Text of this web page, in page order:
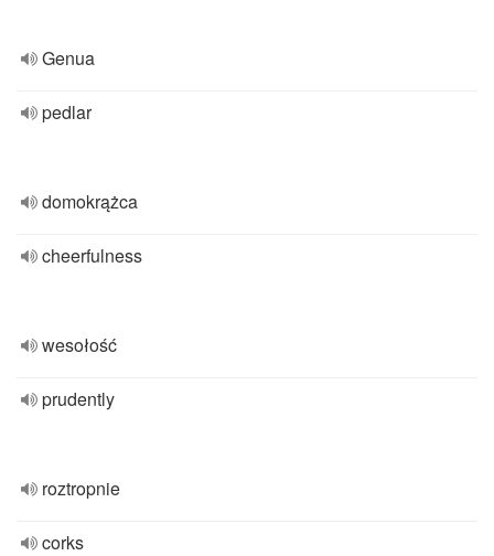
Genua
pedlar
domokrążca
cheerfulness
wesołość
prudently
roztropnie
corks